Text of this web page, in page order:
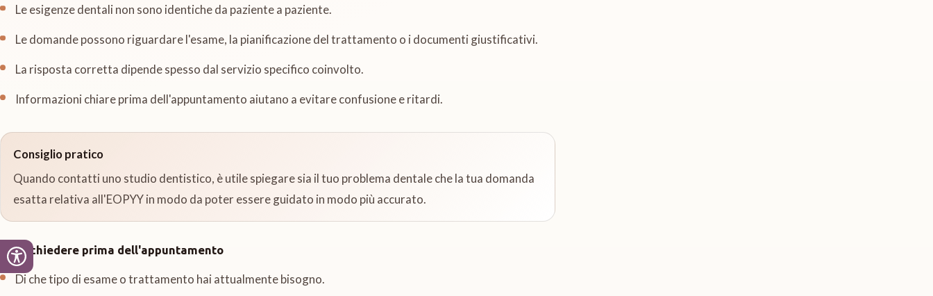
Le esigenze dentali non sono identiche da paziente a paziente.
Le domande possono riguardare l'esame, la pianificazione del trattamento o i documenti giustificativi.
La risposta corretta dipende spesso dal servizio specifico coinvolto.
Informazioni chiare prima dell'appuntamento aiutano a evitare confusione e ritardi.
Consiglio pratico
Quando contatti uno studio dentistico, è utile spiegare sia il tuo problema dentale che la tua domanda
esatta relativa all'EOPYY in modo da poter essere guidato in modo più accurato.
Cosa chiedere prima dell'appuntamento
Di che tipo di esame o trattamento hai attualmente bisogno.